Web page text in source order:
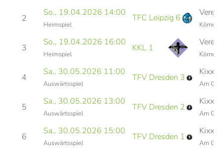
2
So., 19.04.2026 14:00
Heimspiel
TFC Leipzig 6
3
So., 19.04.2026 16:00
Heimspiel
KKL 1
4
Sa., 30.05.2026 11:00
Auswärtsspiel
TFV Dresden 3
Am
5
Sa., 30.05.2026 13:00
Auswärtsspiel
TFV Dresden 2
Am
6
Sa., 30.05.2026 15:00
Auswärtsspiel
TFV Dresden 1
Am